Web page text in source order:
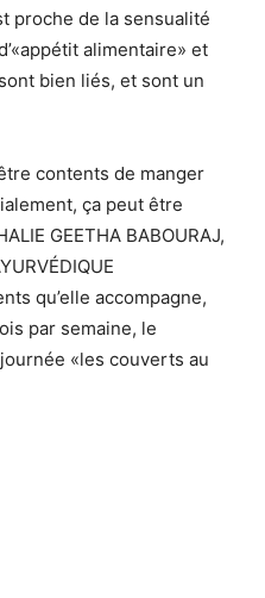
proche de la sensualité
alimentaire» et
bien liés, et sont un
contents de manger
ça peut être
GEETHA BABOURAJ,
qu’elle accompagne,
par semaine, le
«les couverts au